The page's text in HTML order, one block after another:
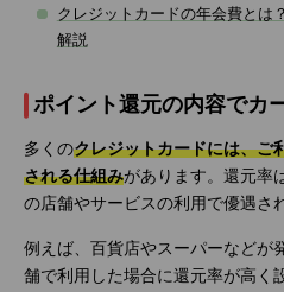
クレジットカードの年会費とは
解説
ポイント還元の内容でカ
多くのクレジットカードには、ご
される仕組みがあります。還元率
の店舗やサービスの利用で優遇さ
例えば、百貨店やスーパーなどが
舗で利用した場合に還元率が高く